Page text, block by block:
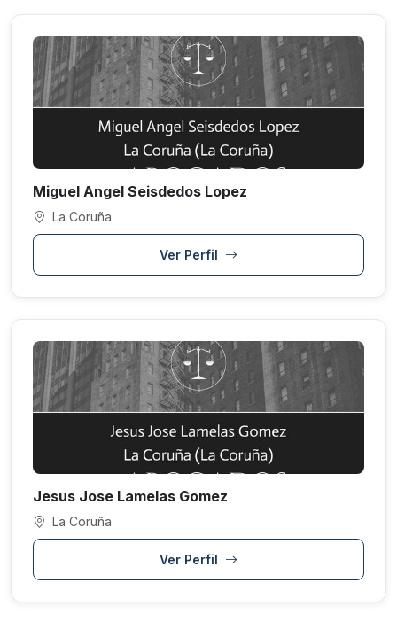
Miguel Angel Seisdedos Lopez
La Coruña
Ver Perfil
Jesus Jose Lamelas Gomez
La Coruña
Ver Perfil